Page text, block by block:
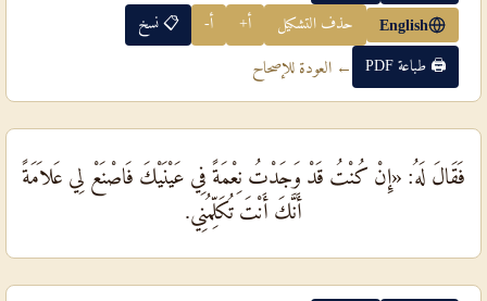
English حذف التشكيل أ+ أ- 📋 نسخ
🖨 طباعة PDF ← العودة للإصحاح
فَقَالَ لَهُ: «إِنْ كُنْتُ قَدْ وَجَدْتُ نِعْمَةً فِي عَيْنَيْكَ فَاصْنَعْ لِي عَلاَمَةً
أَنَّكَ أَنْتَ تُكَلِّمُنِي.